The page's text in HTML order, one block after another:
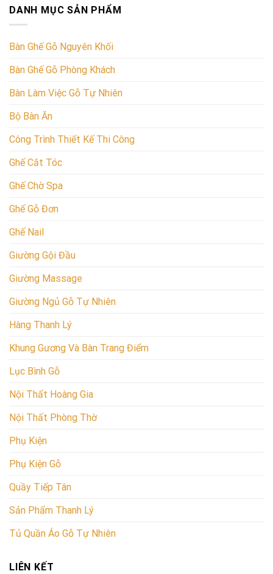
DANH MỤC SẢN PHẨM
Bàn Ghế Gỗ Nguyên Khối
Bàn Ghế Gỗ Phòng Khách
Bàn Làm Việc Gỗ Tự Nhiên
Bộ Bàn Ăn
Công Trình Thiết Kế Thi Công
Ghế Cắt Tóc
Ghế Chờ Spa
Ghế Gỗ Đơn
Ghế Nail
Giường Gội Đầu
Giường Massage
Giường Ngủ Gỗ Tự Nhiên
Hàng Thanh Lý
Khung Gương Và Bàn Trang Điểm
Lục Bình Gỗ
Nội Thất Hoàng Gia
Nội Thất Phòng Thờ
Phụ Kiện
Phụ Kiện Gỗ
Quầy Tiếp Tân
Sản Phẩm Thanh Lý
Tủ Quần Áo Gỗ Tự Nhiên
LIÊN KẾT